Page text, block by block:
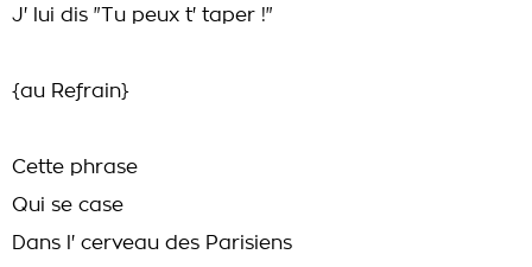
J' lui dis "Tu peux t' taper !"
{au Refrain}
Cette phrase
Qui se case
Dans l' cerveau des Parisiens